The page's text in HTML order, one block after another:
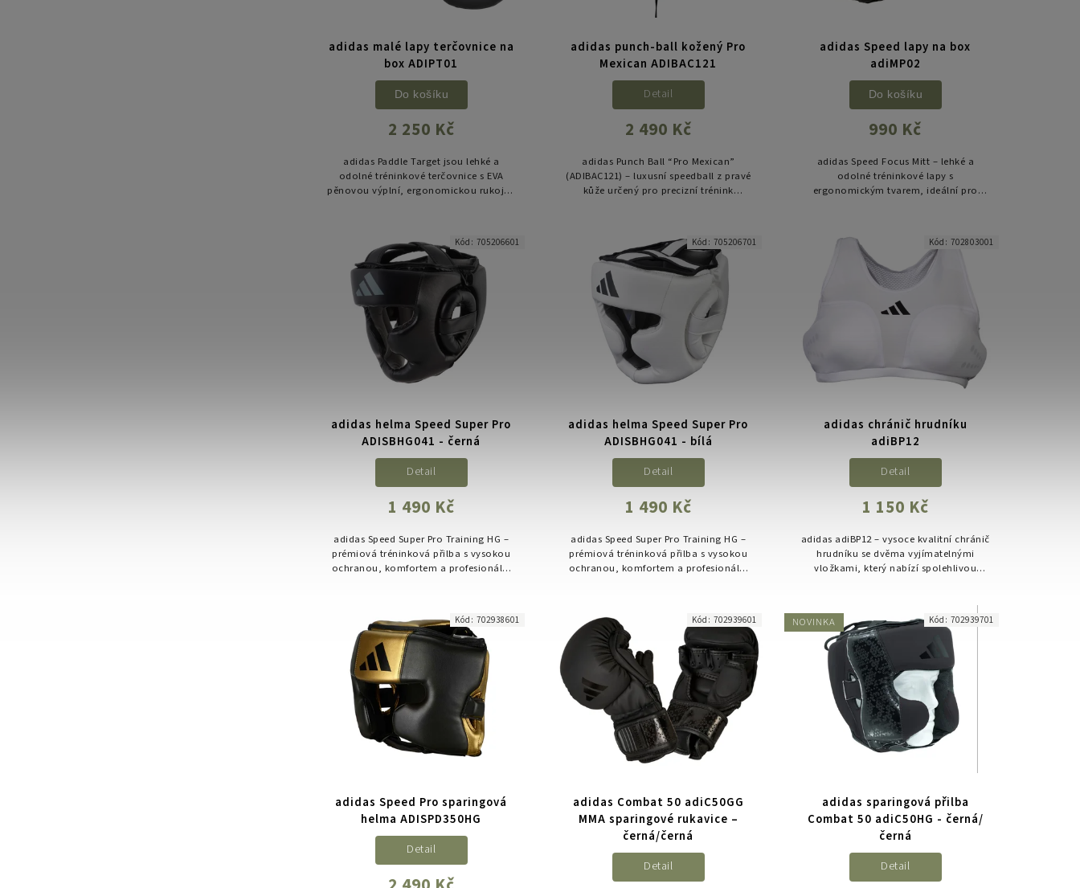
adidas malé lapy terčovnice na
box ADIPT01
2 250 Kč
Do košíku
adidas Paddle Target jsou lehké a
odolné tréninkové terčovnice s EVA
pěnovou výplní, ergonomickou rukojetí
adidas punch-ball kožený Pro
Mexican ADIBAC121
2 490 Kč
Detail
adidas Punch Ball “Pro Mexican”
(ADIBAC121) – luxusní speedball z pravé
kůže určený pro precizní trénink
adidas Speed lapy na box
adiMP02
990 Kč
Do košíku
adidas Speed Focus Mitt – lehké a
odolné tréninkové lapy s
ergonomickým tvarem, ideální pro
adidas helma Speed Super Pro
ADISBHG041 - černá
1 490 Kč
Detail
adidas Speed Super Pro Training HG –
prémiová tréninková přilba s vysokou
ochranou, komfortem a profesionální
Kód:705206601
adidas helma Speed Super Pro
ADISBHG041 - bílá
1 490 Kč
Detail
adidas Speed Super Pro Training HG –
prémiová tréninková přilba s vysokou
ochranou, komfortem a profesionální
Kód:705206701
adidas chránič hrudníku
adiBP12
1 150 Kč
Detail
adidas adiBP12 – vysoce kvalitní chránič
hrudníku se dvěma vyjímatelnými
vložkami, který nabízí spolehlivou
Kód:702803001
adidas Speed Pro sparingová
helma ADISPD350HG
Detail
Kód:702938601
adidas Combat 50 adiC50GG
MMA sparingové rukavice –
černá/černá
Detail
Kód:702939601 NOVINKA
adidas sparingová přilba
Combat 50 adiC50HG - černá/
černá
Detail
Kód:702939701